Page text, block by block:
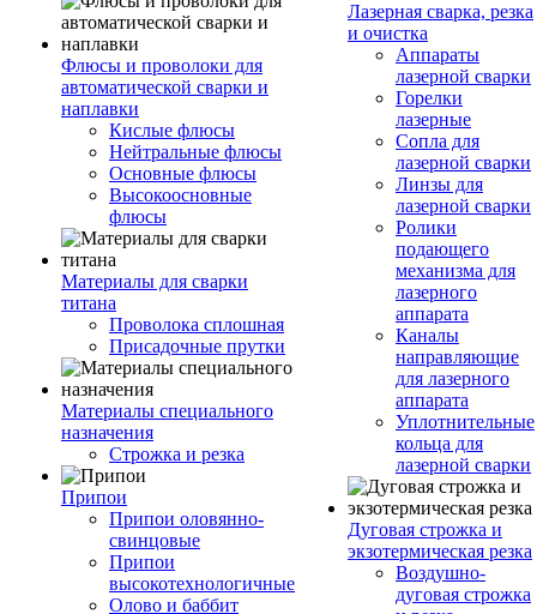
Флюсы и проволоки для
автоматической сварки и
наплавки
Кислые флюсы
Нейтральные флюсы
Основные флюсы
Высокоосновные
флюсы
Материалы для сварки
титана
Проволока сплошная
Присадочные прутки
Материалы специального
назначения
Строжка и резка
Припои
Припои оловянно-
свинцовые
Припои
высокотехнологичные
Олово и баббит
Лазерная сварка, резка
и очистка
Аппараты
лазерной сварки
Горелки
лазерные
Сопла для
лазерной сварки
Линзы для
лазерной сварки
Ролики
подающего
механизма для
лазерного
аппарата
Каналы
направляющие
для лазерного
аппарата
Уплотнительные
кольца для
лазерной сварки
Дуговая строжка и
экзотермическая резка
Воздушно-
дуговая строжка